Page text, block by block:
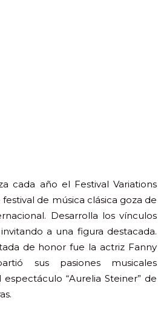
cada año el Festival Variations
festival de música clásica goza de
Desarrolla los vínculos
a una figura destacada.
de honor fue la actriz Fanny
sus pasiones musicales
“Aurelia Steiner” de